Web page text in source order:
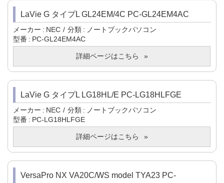
LaVie G タイプL GL24EM/4C PC-GL24EM4AC
メーカー NEC 分類
ノートブックパソコン
型番
PC-GL24EM4AC
詳細ページはこちら
LaVie G タイプL LG18HL/E PC-LG18HLFGE
メーカー NEC 分類
ノートブックパソコン
型番
PC-LG18HLFGE
詳細ページはこちら
VersaPro NX VA20C/WS model TYA23 PC-